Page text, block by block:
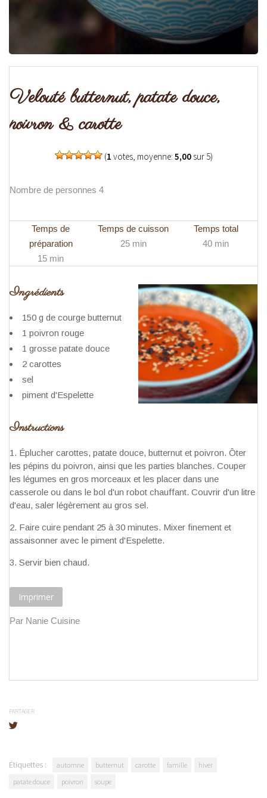
Velouté butternut, patate douce,
poivron & carotte
(1 votes, moyenne: 5,00sur 5)
Nombre de personnes 4
Temps de
préparation
15 min
Temps de cuisson
25 min
Temps total
40 min
Ingrédients
150 g de courge butternut
1 poivron rouge
1 grosse patate douce
2 carottes
sel
piment d'Espelette
Instructions
Éplucher carottes, patate douce, butternut et poivron. Ôter
les pépins du poivron, ainsi que les parties blanches. Couper
les légumes en gros morceaux et les placer dans une
casserole ou dans le bol d'un robot chauffant. Couvrir d'un litre
d'eau, saler légèrement au gros sel.
Faire cuire pendant 25 à 30 minutes. Mixer finement et
assaisonner avec le piment d'Espelette.
Servir bien chaud.
Imprimer
Par Nanie Cuisine
PARTAGER
Étiquettes : automne butternut carotte famille
hiver
patate douce
poivron soupe